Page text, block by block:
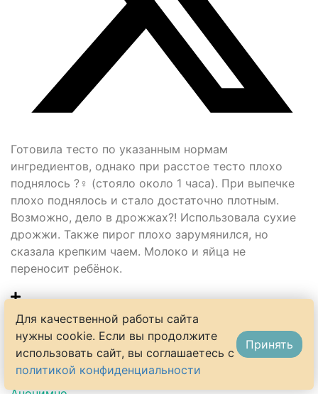
Готовила тесто по указанным нормам
ингредиентов, однако при расстое тесто плохо
поднялось ?‍♀️ (стояло около 1 часа). При выпечке
плохо поднялось и стало достаточно плотным.
Возможно, дело в дрожжах?! Использовала сухие
дрожжи. Также пирог плохо зарумянился, но
сказала крепким чаем. Молоко и яйца не
переносит ребёнок.
0
Для качественной работы сайта
нужны cookie. Если вы продолжите
использовать сайт, вы соглашаетесь с
политикой конфиденциальности
Принять